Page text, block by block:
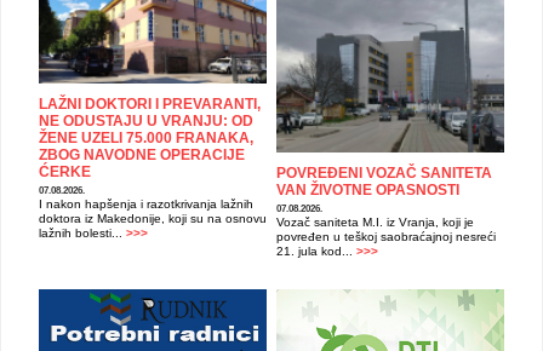
LAŽNI DOKTORI I PREVARANTI,
NE ODUSTAJU U VRANJU: OD
ŽENE UZELI 75.000 FRANAKA,
ZBOG NAVODNE OPERACIJE
ĆERKE
07.08.2026.
I nakon hapšenja i razotkrivanja lažnih
doktora iz Makedonije, koji su na osnovu
lažnih bolesti... >>>
POVREĐENI VOZAČ SANITETA
VAN ŽIVOTNE OPASNOSTI
07.08.2026.
Vozač saniteta M.I. iz Vranja, koji je
povređen u teškoj saobraćajnoj nesreći
21. jula kod... >>>